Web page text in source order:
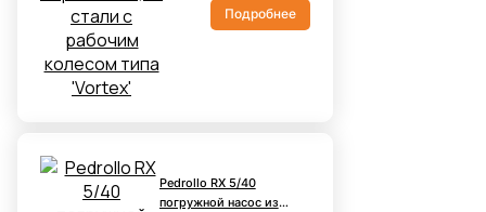
цена
составляла83297,28 ₽.
Подробнее
Pedrollo RX 5/40
погружной насос из